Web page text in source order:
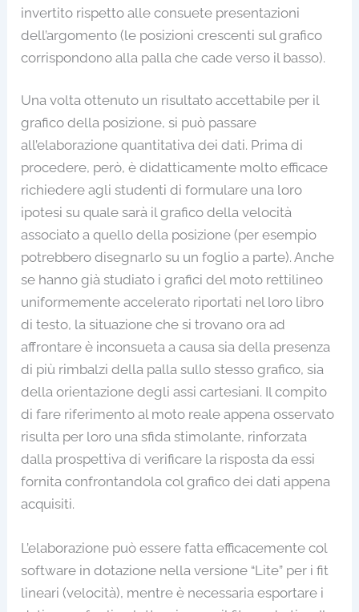
invertito rispetto alle consuete presentazioni
dell’argomento (le posizioni crescenti sul grafico
corrispondono alla palla che cade verso il basso).
Una volta ottenuto un risultato accettabile per il
grafico della posizione, si può passare
all’elaborazione quantitativa dei dati. Prima di
procedere, però, è didatticamente molto efficace
richiedere agli studenti di formulare una loro
ipotesi su quale sarà il grafico della velocità
associato a quello della posizione (per esempio
potrebbero disegnarlo su un foglio a parte). Anche
se hanno già studiato i grafici del moto rettilineo
uniformemente accelerato riportati nel loro libro
di testo, la situazione che si trovano ora ad
affrontare è inconsueta a causa sia della presenza
di più rimbalzi della palla sullo stesso grafico, sia
della orientazione degli assi cartesiani. Il compito
di fare riferimento al moto reale appena osservato
risulta per loro una sfida stimolante, rinforzata
dalla prospettiva di verificare la risposta da essi
fornita confrontandola col grafico dei dati appena
acquisiti.
L’elaborazione può essere fatta efficacemente col
software in dotazione nella versione “Lite” per i fit
lineari (velocità), mentre è necessaria esportare i